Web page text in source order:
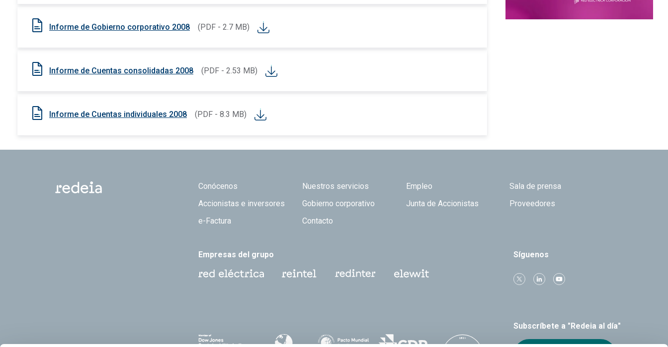
Informe de Gobierno corporativo 2008 (PDF - 2.7 MB)
Informe de Cuentas consolidadas 2008 (PDF - 2.53 MB)
Informe de Cuentas individuales 2008 (PDF - 8.3 MB)
Footer TOP
Conócenos Nuestros servicios Empleo
Sala de prensa
Accionistas e inversores
Gobierno corporativo Junta de Accionistas
Proveedores
e-Factura
Contacto
Empresas del grupo Síguenos
Subscríbete a "Redeia al día"